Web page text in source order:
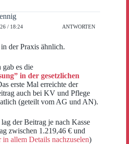
/ 18:24 ANTWORTEN
in der Praxis ähnlich.
gab es die
in der gesetzlichen
erste Mal erreichte der
auch bei KV und Pflege
(geteilt vom AG und AN).
der Beitrag je nach Kasse
zwischen 1.219,46 € und
in allem Details nachzuselen)